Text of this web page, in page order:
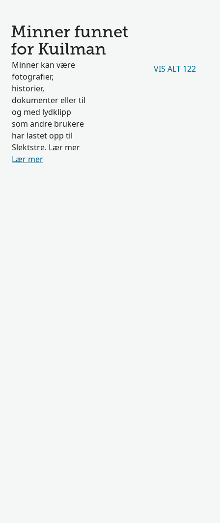
Minner funnet
for Kuilman
Minner kan være
fotografier,
historier,
dokumenter eller til
og med lydklipp
som andre brukere
har lastet opp til
Slektstre. Lær mer
Lær mer
VIS ALT 122